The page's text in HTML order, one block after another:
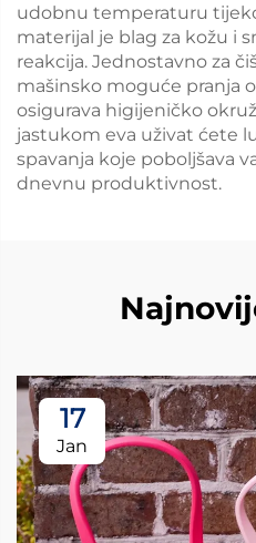
udobnu temperaturu
materijal je blag za kožu i
reakcija. Jednostavno za
mašinsko moguće pranja
osigurava higijeničko
jastukom eva uživat ćete
spavanja koje poboljšava
dnevnu produktivnost.
17
Jan